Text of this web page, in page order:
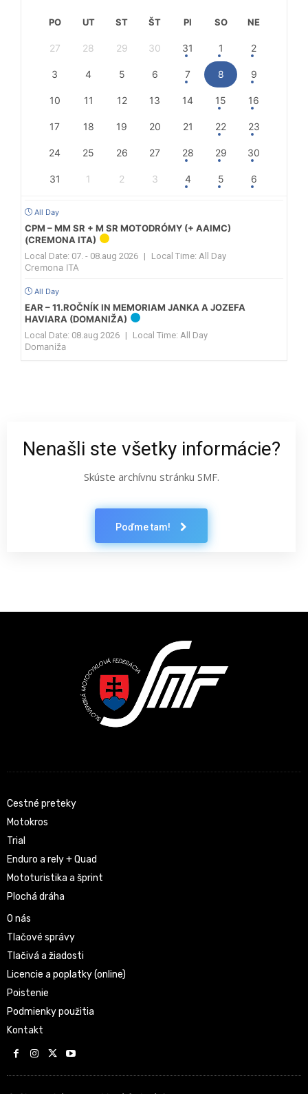
PO UT ST ŠT PI SO NE
27 28 29 30 31 1 2
3 4 5 6 7 8 9
10 11 12 13 14 15 16
17 18 19 20 21 22 23
24 25 26 27 28 29 30
31 1 2 3 4 5 6
All Day
CPM – MM SR + M SR MOTODRÓMY (+ AAIMC)
(CREMONA ITA)
Local Date: 07. - 08.aug 2026 | Local Time: All Day
Cremona ITA
All Day
EAR – 11.ROČNÍK IN MEMORIAM JANKA A JOZEFA
HAVIARA (DOMANIŽA)
Local Date: 08.aug 2026 | Local Time: All Day
Domaniža
Nenašli ste všetky informácie?
Skúste archívnu stránku SMF.
Poďme tam!
Cestné preteky
Motokros
Trial
Enduro a rely + Quad
Mototuristika a šprint
Plochá dráha
O nás
Tlačové správy
Tlačivá a žiadosti
Licencie a poplatky (online)
Poistenie
Podmienky použitia
Kontakt